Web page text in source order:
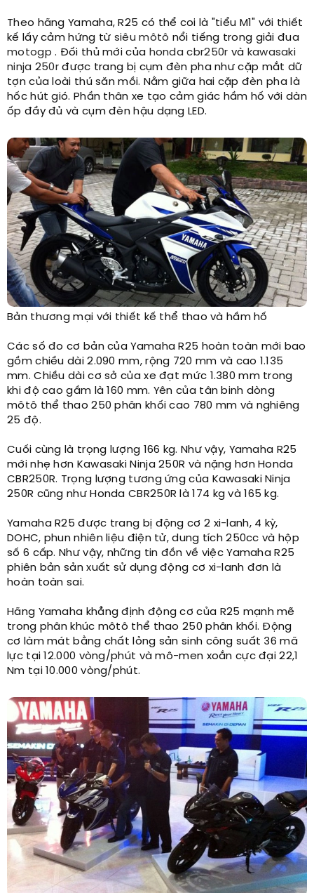
Theo hãng Yamaha, R25 có thể coi là "tiểu M1" với thiết
kế lấy cảm hứng từ siêu môtô nổi tiếng trong giải đua
motogp . Đối thủ mới của honda cbr250r và kawasaki
ninja 250r được trang bị cụm đèn pha như cặp mắt dữ
tợn của loài thú săn mồi. Nằm giữa hai cặp đèn pha là
hốc hút gió. Phần thân xe tạo cảm giác hầm hố với dàn
ốp đầy đủ và cụm đèn hậu dạng LED.
Bản thương mại với thiết kế thể thao và hầm hố ​
Các số đo cơ bản của Yamaha R25 hoàn toàn mới bao
gồm chiều dài 2.090 mm, rộng 720 mm và cao 1.135
mm. Chiều dài cơ sở của xe đạt mức 1.380 mm trong
khi độ cao gầm là 160 mm. Yên của tân binh dòng
môtô thể thao 250 phân khối cao 780 mm và nghiêng
25 độ.
Cuối cùng là trọng lượng 166 kg. Như vậy, Yamaha R25
mới nhẹ hơn Kawasaki Ninja 250R và nặng hơn Honda
CBR250R. Trọng lượng tương ứng của Kawasaki Ninja
250R cũng như Honda CBR250R là 174 kg và 165 kg.
Yamaha R25 được trang bị động cơ 2 xi-lanh, 4 kỳ,
DOHC, phun nhiên liệu điện tử, dung tích 250cc và hộp
số 6 cấp. Như vậy, những tin đồn về việc Yamaha R25
phiên bản sản xuất sử dụng động cơ xi-lanh đơn là
hoàn toàn sai.
Hãng Yamaha khẳng định động cơ của R25 mạnh mẽ
trong phân khúc môtô thể thao 250 phân khối. Động
cơ làm mát bằng chất lỏng sản sinh công suất 36 mã
lực tại 12.000 vòng/phút và mô-men xoắn cực đại 22,1
Nm tại 10.000 vòng/phút.